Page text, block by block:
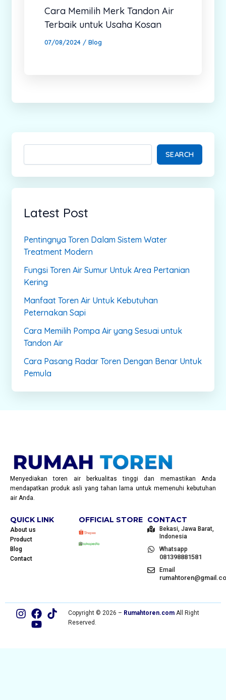
Cara Memilih Merk Tandon Air
Terbaik untuk Usaha Kosan
07/08/2024 / Blog
SEARCH
Latest Post
Pentingnya Toren Dalam Sistem Water
Treatment Modern
Fungsi Toren Air Sumur Untuk Area Pertanian
Kering
Manfaat Toren Air Untuk Kebutuhan
Peternakan Sapi
Cara Memilih Pompa Air yang Sesuai untuk
Tandon Air
Cara Pasang Radar Toren Dengan Benar Untuk
Pemula
Menyediakan toren air berkualitas tinggi dan memastikan Anda
mendapatkan produk asli yang tahan lama untuk memenuhi kebutuhan
air Anda.
QUICK LINK
About us
Product
Blog
Contact
OFFICIAL STORE CONTACT
Bekasi, Jawa Barat,
Indonesia
Whatsapp
081398881581
Email
Copyright © 2026 – Rumahtoren.comAll Right
Reserved.